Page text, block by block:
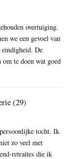
overtuiging.
we een gevoel van
eindigheid. De
te doen wat goed
(29)
tocht. Ik
zo veel met
retraites die ik